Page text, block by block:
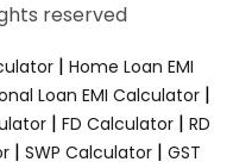
reserved
| Home Loan EMI
Loan EMI Calculator |
| FD Calculator | RD
| SWP Calculator | GST